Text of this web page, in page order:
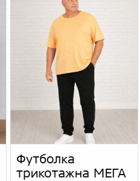
Футболка
трикотажна МЕГА